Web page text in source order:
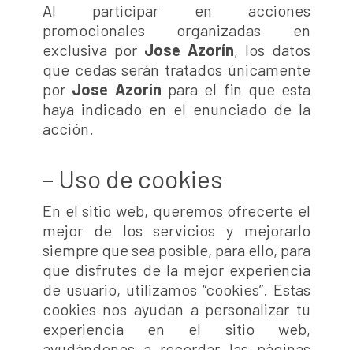
Al participar en acciones
promocionales organizadas en
exclusiva por Jose Azorín, los datos
que cedas serán tratados únicamente
por Jose Azorín para el fin que esta
haya indicado en el enunciado de la
acción.
– Uso de cookies
En el sitio web, queremos ofrecerte el
mejor de los servicios y mejorarlo
siempre que sea posible, para ello, para
que disfrutes de la mejor experiencia
de usuario, utilizamos “cookies”. Estas
cookies nos ayudan a personalizar tu
experiencia en el sitio web,